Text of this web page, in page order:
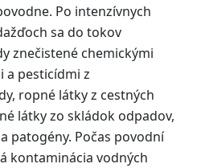
Po intenzívnych
sa do tokov
znečistené chemickými
a pesticídmi z
ropné látky z cestných
látky zo skládok odpadov,
patogény. Počas povodní
kontaminácia vodných